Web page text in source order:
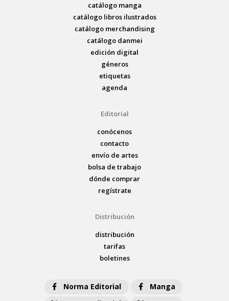
catálogo manga
catálogo libros ilustrados
catálogo merchandising
catálogo danmei
edición digital
géneros
etiquetas
agenda
Editorial
conócenos
contacto
envío de artes
bolsa de trabajo
dónde comprar
regístrate
Distribución
distribución
tarifas
boletines
Norma Editorial
Manga